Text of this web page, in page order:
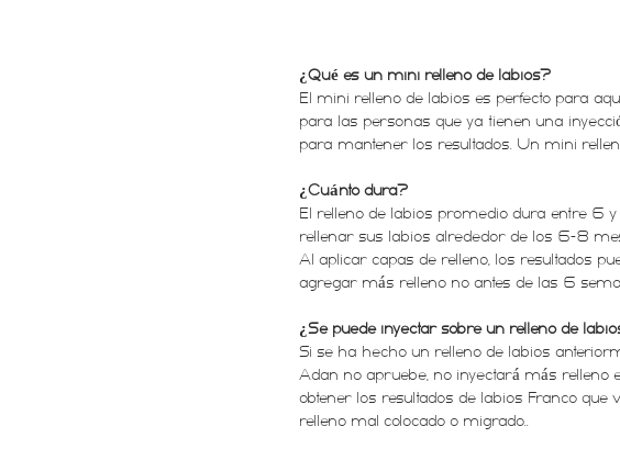
¿Qué es un mini relleno de labios?
El mini relleno de labios es perfecto para
para las personas que ya tienen una
para mantener los resultados. Un mini
¿Cuánto dura?
El relleno de labios promedio dura entre 6
rellenar sus labios alrededor de los 6-8
Al aplicar capas de relleno, los resultados
agregar más relleno no antes de las 6
¿Se puede inyectar sobre un relleno de
Si se ha hecho un relleno de labios
Adan no apruebe, no inyectará más relleno
obtener los resultados de labios Franco que
relleno mal colocado o migrado..